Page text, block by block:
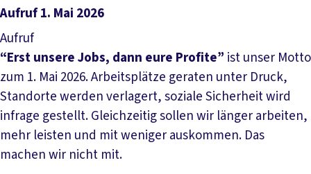
Aufruf 1. Mai 2026
Aufruf
“Erst unsere Jobs, dann eure Profite” ist unser Motto
zum 1. Mai 2026. Arbeitsplätze geraten unter Druck,
Standorte werden verlagert, soziale Sicherheit wird
infrage gestellt. Gleichzeitig sollen wir länger arbeiten,
mehr leisten und mit weniger auskommen. Das
machen wir nicht mit.